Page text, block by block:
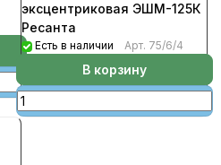
эксцентриковая ЭШМ-125К
Ресанта
Есть в наличии Арт. 75/6/4
В корзину